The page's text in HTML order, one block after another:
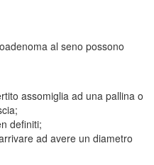
al seno possono
assomiglia ad una pallina o
definiti;
ad avere un diametro